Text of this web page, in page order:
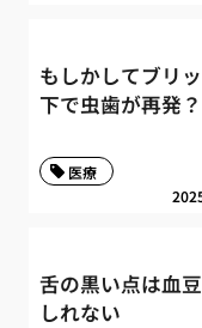
もしかしてブリ
下で虫歯が再発？
医療
舌の黒い点は血
しれない